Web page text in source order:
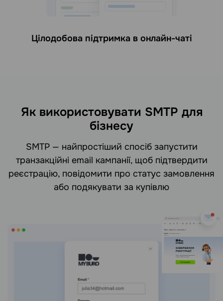
Цілодобова підтримка в онлайн-чаті
Як використовувати SMTP для
бізнесу
SMTP — найпростіший спосіб запустити
транзакційні email кампанії, щоб підтвердити
реєстрацію, повідомити про статус замовлення
або подякувати за купівлю